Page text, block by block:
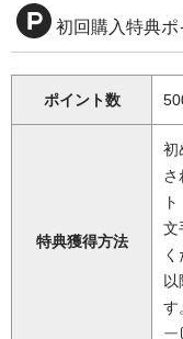
初回購入特典
ポイント数
特典獲得方法
初
さ
文
す
ー